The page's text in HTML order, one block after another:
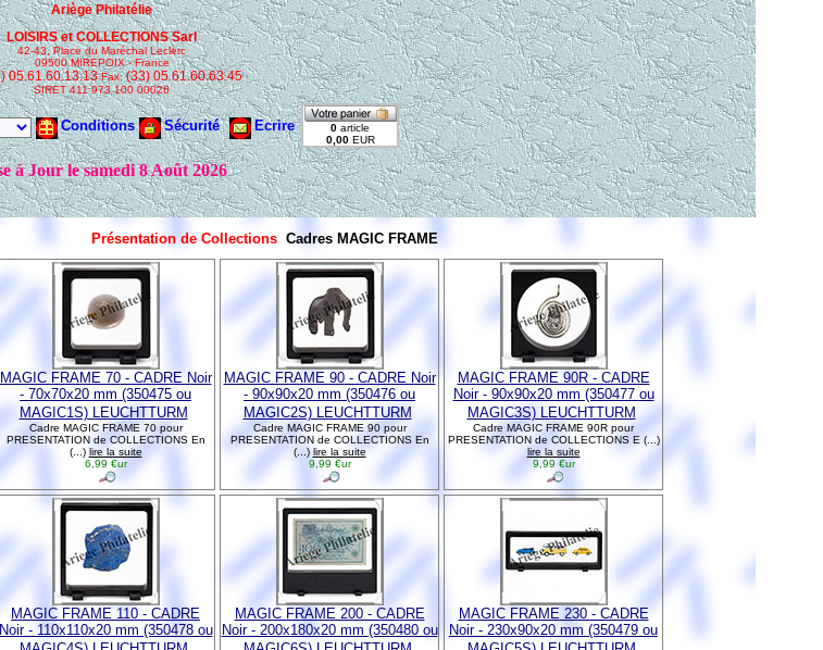
Présentation de Collections Cadres MAGIC FRAME
MAGIC FRAME 70 - CADRE Noir
- 70x70x20 mm (350475 ou
MAGIC1S) LEUCHTTURM
Cadre MAGIC FRAME 70 pour
PRESENTATION de COLLECTIONS En
(...) lire la suite
6,99 €ur
MAGIC FRAME 90 - CADRE Noir
- 90x90x20 mm (350476 ou
MAGIC2S) LEUCHTTURM
Cadre MAGIC FRAME 90 pour
PRESENTATION de COLLECTIONS En
(...) lire la suite
9,99 €ur
MAGIC FRAME 90R - CADRE
Noir - 90x90x20 mm (350477 ou
MAGIC3S) LEUCHTTURM
Cadre MAGIC FRAME 90R pour
PRESENTATION de COLLECTIONS E (...)
lire la suite
9,99 €ur
MAGIC FRAME 110 - CADRE
Noir - 110x110x20 mm (350478 ou
MAGIC FRAME 200 - CADRE
Noir - 200x180x20 mm (350480 ou
MAGIC FRAME 230 - CADRE
Noir - 230x90x20 mm (350479 ou